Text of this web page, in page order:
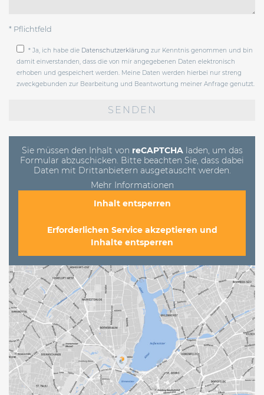
* Pflichtfeld
* Ja, ich habe die Datenschutzerklärung zur Kenntnis genommen und bin
damit einverstanden, dass die von mir angegebenen Daten elektronisch
erhoben und gespeichert werden. Meine Daten werden hierbei nur streng
zweckgebunden zur Bearbeitung und Beantwortung meiner Anfrage genutzt.
Sie müssen den Inhalt von reCAPTCHAladen, um das
Formular abzuschicken. Bitte beachten Sie, dass dabei
Daten mit Drittanbietern ausgetauscht werden.
Mehr Informationen
Inhalt entsperren
Erforderlichen Service akzeptieren und
Inhalte entsperren